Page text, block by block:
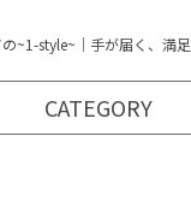
~1-style~｜手が届く、満
CATEGORY